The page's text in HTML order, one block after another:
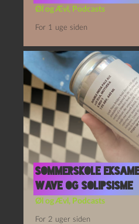
Øl og Ævl , Podcasts
For 1 uge siden
Sommerskole
Wave og Solipsisme
Øl og Ævl , Podcasts
For 2 uger siden